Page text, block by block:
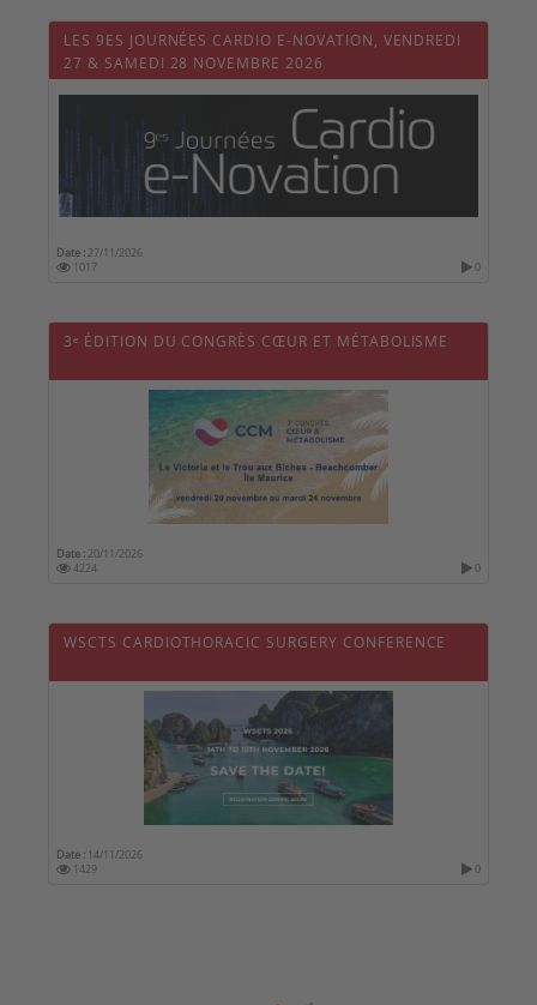
LES 9ES JOURNÉES CARDIO E-NOVATION, VENDREDI
27 & SAMEDI 28 NOVEMBRE 2026
Date : 27/11/2026
1017
0
3ᵉ ÉDITION DU CONGRÈS CŒUR ET MÉTABOLISME
Date : 20/11/2026
4224
0
WSCTS CARDIOTHORACIC SURGERY CONFERENCE
Date : 14/11/2026
1429
0